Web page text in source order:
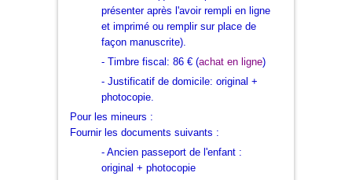
présenter après l'avoir rempli en ligne
et imprimé ou remplir sur place de
façon manuscrite).
- Timbre fiscal : 86 € (achat en ligne)
- Justificatif de domicile: original +
photocopie.
Pour les mineurs :
Fournir les documents suivants :
- Ancien passeport de l'enfant :
original + photocopie